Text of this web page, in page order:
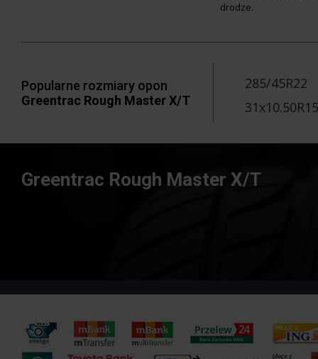
drodze.
Popularne rozmiary opon
Greentrac Rough Master X/T
285/45R22
31x10.50R15
Greentrac Rough Master X/T